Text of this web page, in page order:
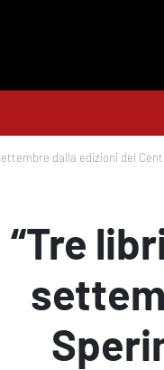
dalla edizioni del
“Tre